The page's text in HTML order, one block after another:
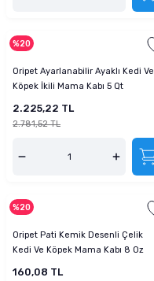
%20
Oripet Ayarlanabilir Ayaklı Kedi Ve
Köpek İkili Mama Kabı 5 Qt
2.225,22 TL
2.781,52 TL
%20
Oripet Pati Kemik Desenli Çelik
Kedi Ve Köpek Mama Kabı 8 Oz
160,08 TL